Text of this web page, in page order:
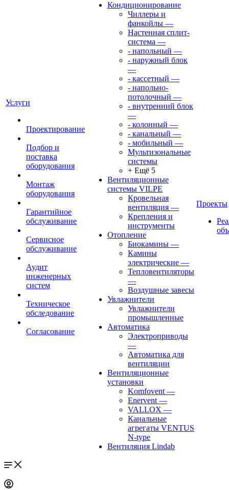
Услуги
Проектирование
Подбор и
поставка
оборудования
Монтаж
оборудования
Гарантийное
обслуживание
Сервисное
обслуживание
Аудит
инженерных
систем
Техническое
обследование
Согласование
Кондиционирование
Чиллеры и
фанкойлы —
Настенная сплит-
система —
- напольный —
- наружный блок
—
- кассетный —
- напольно-
потолочный —
- внутренний блок
—
- колонный —
- канальный —
- мобильный —
Мультизональные
системы
+ Ещё 5
Вентиляционные
системы VILPE
Кровельная
вентиляция —
Крепления и
инструменты
Отопление
Биокамины —
Камины
электрические —
Тепловентиляторы
—
Воздушные завесы
Увлажнители
Увлажнители
промышленные
Автоматика
Электроприводы
—
Автоматика для
вентиляции
Вентиляционные
установки
Komfovent —
Enervent —
VALLOX —
Канальные
агрегаты VENTUS
N-type
Вентиляция Lindab
Проекты